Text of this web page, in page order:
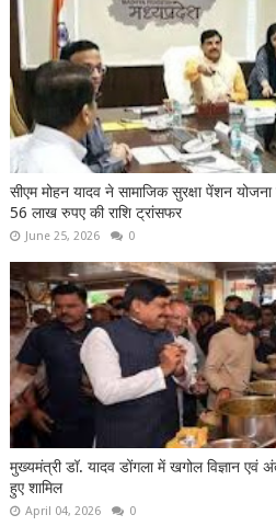
सीएम मोहन यादव ने सामाजिक सुरक्षा पेंशन
56 लाख रुपए की राशि ट्रांसफर
June 25, 2026 0
मुख्यमंत्री डॉ. यादव डोंगला में खगोल विज्ञान
हुए शामिल
April 04, 2026 0